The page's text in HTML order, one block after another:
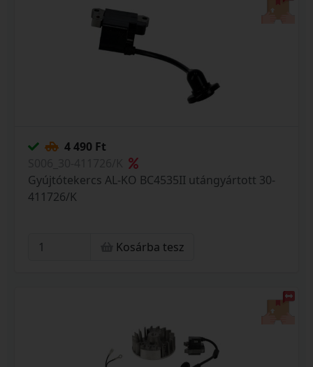
4 490 Ft
Gyújtótekercs AL-KO BC4535II utángyártott 30-
411726/K
Kosárba tesz